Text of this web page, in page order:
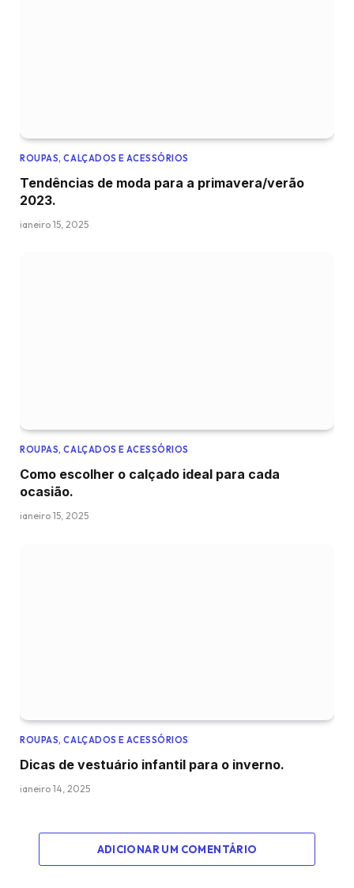
ROUPAS, CALÇADOS E ACESSÓRIOS
Tendências de moda para a primavera/verão
2023.
janeiro 15, 2025
ROUPAS, CALÇADOS E ACESSÓRIOS
Como escolher o calçado ideal para cada
ocasião.
janeiro 15, 2025
ROUPAS, CALÇADOS E ACESSÓRIOS
Dicas de vestuário infantil para o inverno.
janeiro 14, 2025
ADICIONAR UM COMENTÁRIO